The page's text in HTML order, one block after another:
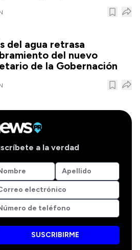
del agua retrasa
del nuevo
de la Gobernación
a la verdad
SUSCRIBIRME